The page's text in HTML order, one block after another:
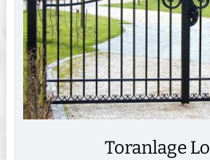
Toranlage